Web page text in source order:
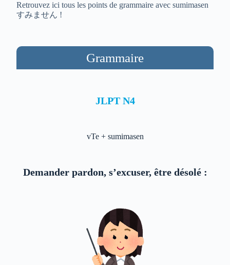
Retrouvez ici tous les points de grammaire avec sumimasen
すみません !
Grammaire
JLPT N4
vTe + sumimasen
Demander pardon, s’excuser, être désolé :